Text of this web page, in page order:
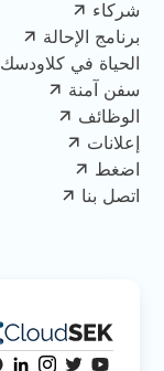
شركاء
برنامج الإحالة
الحياة في كلاودسك
سفن آمنة
الوظائف
إعلانات
اضغط
اتصل بنا